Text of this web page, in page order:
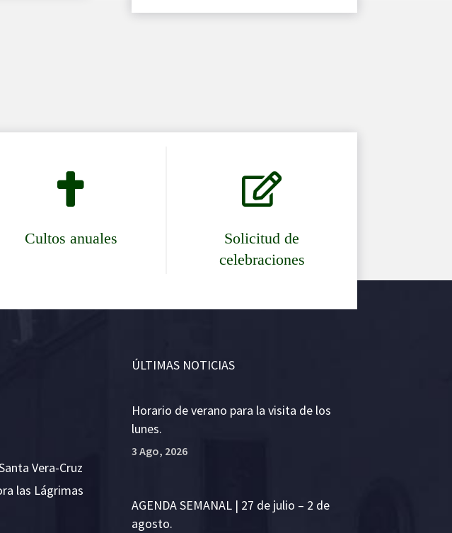

Cultos anuales

Solicitud de
celebraciones
Vera-Cruz
las Lágrimas
ÚLTIMAS NOTICIAS
Horario de verano para la visita de los
lunes.
3 Ago, 2026
AGENDA SEMANAL | 27 de julio – 2 de
agosto.